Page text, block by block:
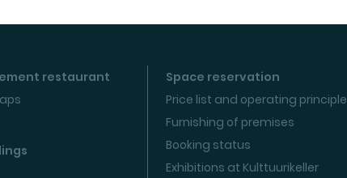
restaurant
Space reservation
Price list and operating
Furnishing of premises
Booking status
Exhibitions at Kulttuurikeller